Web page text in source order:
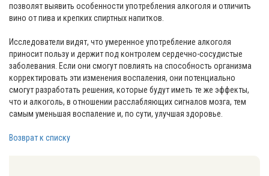
позволят выявить особенности употребления алкоголя и отличить
вино от пива и крепких спиртных напитков.
Исследователи видят, что умеренное употребление алкоголя
приносит пользу и держит под контролем сердечно-сосудистые
заболевания. Если они смогут повлиять на способность организма
корректировать эти изменения воспаления, они потенциально
смогут разработать решения, которые будут иметь те же эффекты,
что и алкоголь, в отношении расслабляющих сигналов мозга, тем
самым уменьшая воспаление и, по сути, улучшая здоровье.
Возврат к списку